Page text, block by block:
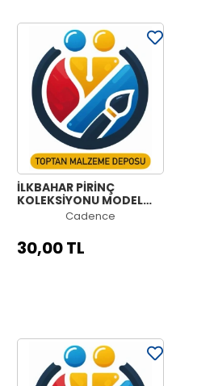
İLKBAHAR PİRİNÇ
KOLEKSİYONU MODEL
Cadence
30,00 TL